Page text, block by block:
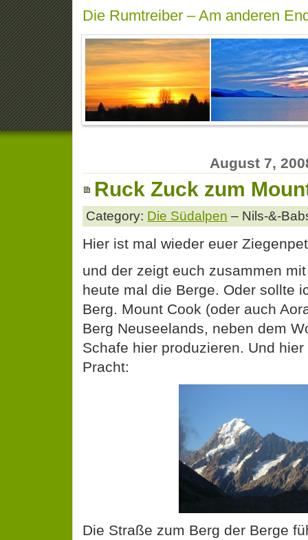
Die Rumtreiber – Am anderen
August 7,
Ruck Zuck zum
Category: Die Südalpen – Nils-&-
Hier ist mal wieder euer
und der zeigt euch zusammen
heute mal die Berge. Oder sollte
Berg. Mount Cook (oder auch
Berg Neuseelands, neben dem
Schafe hier produzieren. Und
Pracht:
Die Straße zum Berg der Berge